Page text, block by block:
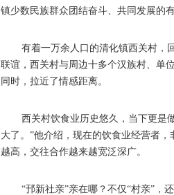
镇少数民族群众团结奋斗、共同发展的有
有着一万余人口的清化镇西关村，回
联谊，西关村与周边十多个汉族村、单
同时，拉近了情感距离。
西关村饮食业历史悠久，当下更是做
大了。”他介绍，现在的饮食业经营者
越高，交往合作越来越宽泛深广。
“邘新社亲”亲在哪？不仅“村亲”，还